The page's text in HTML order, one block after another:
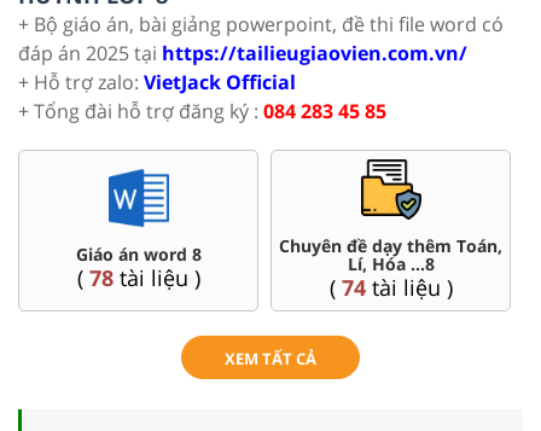
+ Bộ giáo án, bài giảng powerpoint, đề thi file word có
đáp án 2025 tại https://tailieugiaovien.com.vn/
+ Hỗ trợ zalo: VietJack Official
+ Tổng đài hỗ trợ đăng ký : 084 283 45 85
Giáo án word 8
( 78tài liệu )
Chuyên đề dạy thêm Toán,
Lí, Hóa ...8
( 74tài liệu )
XEM TẤT CẢ